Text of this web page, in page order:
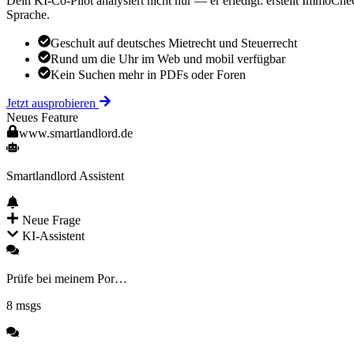
Sprache.
Geschult auf deutsches Mietrecht und Steuerrecht
Rund um die Uhr im Web und mobil verfügbar
Kein Suchen mehr in PDFs oder Foren
Jetzt ausprobieren
Neues Feature
www.smartlandlord.de
Smartlandlord Assistent
Neue Frage
KI-Assistent
Prüfe bei meinem Por…
8 msgs